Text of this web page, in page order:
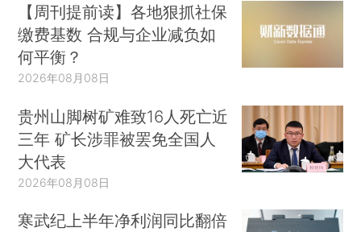
【周刊提前读】各地狠抓社保
缴费基数 合规与企业减负如
何平衡？
2026年08月08日
贵州山脚树矿难致16人死亡近
三年 矿长涉罪被罢免全国人
大代表
2026年08月08日
寒武纪上半年净利润同比翻倍